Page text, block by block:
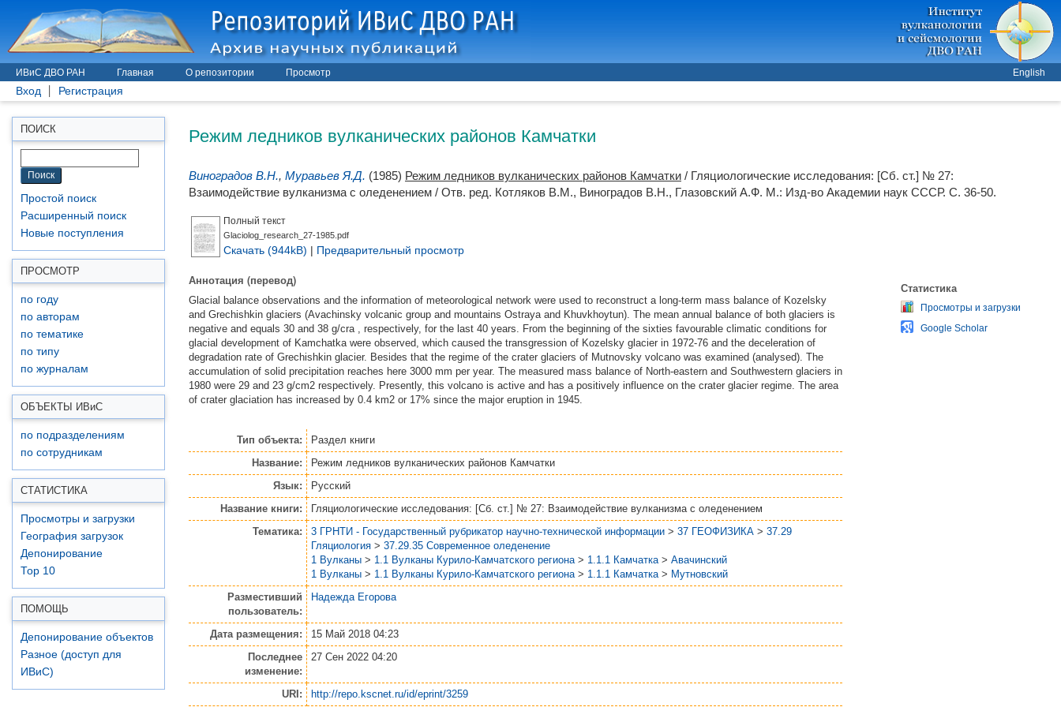
ИВиС ДВО РАН Главная О репозитории Просмотр English
Вход Регистрация
ПОИСК
Простой поиск
Расширенный поиск
Новые поступления
ПРОСМОТР
по году
по авторам
по тематике
по типу
по журналам
ОБЪЕКТЫ ИВиС
по подразделениям
по сотрудникам
СТАТИСТИКА
Просмотры и загрузки
География загрузок
Депонирование
Top 10
ПОМОЩЬ
Депонирование объектов
Разное (доступ для
ИВиС)
Режим ледников вулканических районов Камчатки
Виноградов В.Н., Муравьев Я.Д. (1985) Режим ледников вулканических районов Камчатки / Гляциологические исследования: [Сб. ст.] № 27:
Взаимодействие вулканизма с оледенением / Отв. ред. Котляков В.М., Виноградов В.Н., Глазовский А.Ф. М.: Изд-во Академии наук СССР. С. 36-50.
Полный текст
Glaciolog_research_27-1985.pdf
Скачать (944kB) | Предварительный просмотр
Аннотация (перевод)
Glacial balance observations and the information of meteorological network were used to reconstruct a long-term mass balance of Kozelsky
and Grechishkin glaciers (Avachinsky volcanic group and mountains Ostraya and Khuvkhoytun). The mean annual balance of both glaciers is
negative and equals 30 and 38 g/cra , respectively, for the last 40 years. From the beginning of the sixties favourable climatic conditions for
glacial development of Kamchatka were observed, which caused the transgression of Kozelsky glacier in 1972-76 and the deceleration of
degradation rate of Grechishkin glacier. Besides that the regime of the crater glaciers of Mutnovsky volcano was examined (analysed). The
accumulation of solid precipitation reaches here 3000 mm per year. The measured mass balance of North-eastern and Southwestern glaciers in
1980 were 29 and 23 g/cm2 respectively. Presently, this volcano is active and has a positively influence on the crater glacier regime. The area
of crater glaciation has increased by 0.4 km2 or 17% since the major eruption in 1945.
Тип объекта:
Раздел книги
Название:
Режим ледников вулканических районов Камчатки
Язык:
Русский
Название книги:
Гляциологические исследования: [Сб. ст.] № 27: Взаимодействие вулканизма с оледенением
Тематика:
3 ГРНТИ - Государственный рубрикатор научно-технической информации > 37 ГЕОФИЗИКА > 37.29
Гляциология > 37.29.35 Современное оледенение
1 Вулканы > 1.1 Вулканы Курило-Камчатского региона > 1.1.1 Камчатка > Авачинский
1 Вулканы > 1.1 Вулканы Курило-Камчатского региона > 1.1.1 Камчатка > Мутновский
Разместивший
пользователь:
Надежда Егорова
Дата размещения:
15 Май 2018 04:23
Последнее
изменение:
27 Сен 2022 04:20
URI: http://repo.kscnet.ru/id/eprint/3259
Статистика
Просмотры и загрузки
Google Scholar